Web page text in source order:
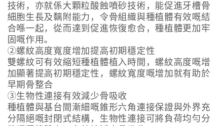
技術，亦就係大顆粒酸蝕噴砂技術，能促進牙槽骨
細胞生長及黐附能力，令骨組織與種植體有效嘅結
合喺一起，從而達到促進恢復愈合，種植體更加牢
固嘅作用。
②螺紋高度寬度增加提高初期穩定性
雙螺紋可有效縮短種植體植入時間，螺紋高度嘅增
加顯著提高初期穩定性，螺紋寬度嘅增加就有助於
早期骨整合
③生物性連接有效減少骨吸收
種植體與基台間漸細嘅錐形六角連接保證與外界充
分隔絕嘅封閉式結構，生物性連接可將負荷均勻分